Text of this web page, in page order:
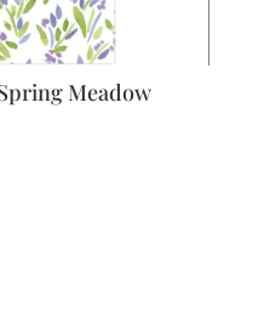
Meadow